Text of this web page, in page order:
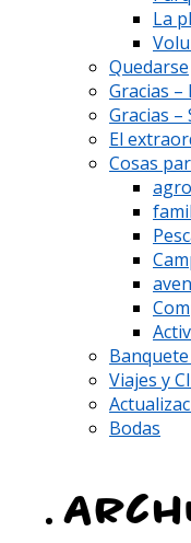
La
Quedarse
Gracias
Gracias –
El
Cosas
Viajes y
Bodas